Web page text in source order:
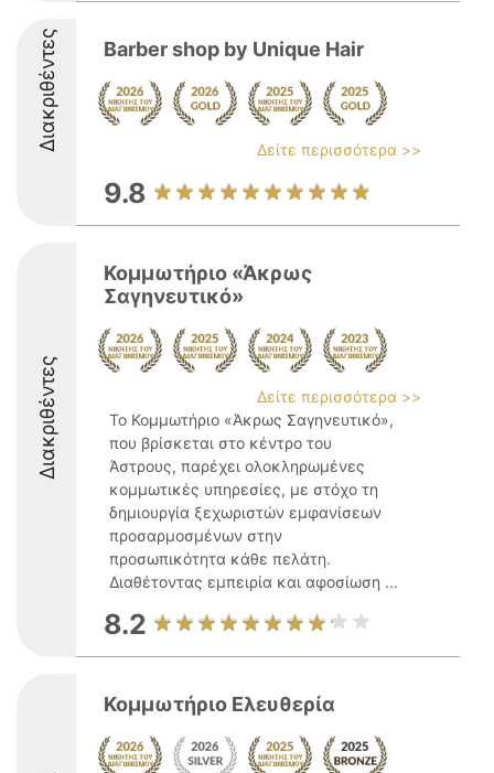
Διακριθέντες Barber shop by Unique Hair
Δείτε περισσότερα >>
9.8
Διακριθέντες
Κομμωτήριο «Άκρως
Σαγηνευτικό»
Δείτε περισσότερα >>
Το Κομμωτήριο «Άκρως Σαγηνευτικό»,
που βρίσκεται στο κέντρο του
Άστρους, παρέχει ολοκληρωμένες
κομμωτικές υπηρεσίες, με στόχο τη
δημιουργία ξεχωριστών εμφανίσεων
προσαρμοσμένων στην
προσωπικότητα κάθε πελάτη.
Διαθέτοντας εμπειρία και αφοσίωση ...
8.2
Κομμωτήριο Ελευθερία